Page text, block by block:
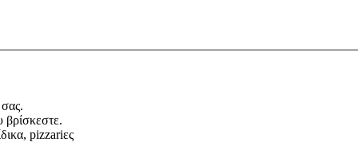
βρίσκεστε.
pizzariες